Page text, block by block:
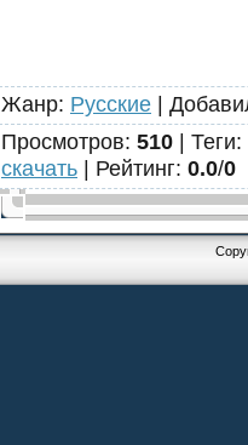
Жанр: Русские |
Просмотров: 510 | Теги:
скачать | Рейтинг: 0.0/0